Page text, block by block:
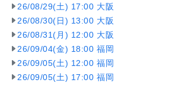
26/08/29(土) 17:00 大阪
26/08/30(日) 13:00 大阪
26/08/31(月) 12:00 大阪
26/09/04(金) 18:00 福岡
26/09/05(土) 12:00 福岡
26/09/05(土) 17:00 福岡